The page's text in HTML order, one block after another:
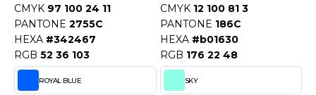
DUICK
CMYK 97 100 24 11
PANTONE 2755C
HEXA #342467
RGB 52 36 103
CMYK 12 100 81 3
PANTONE 186C
HEXA #b01630
RGB 176 22 48
ROYAL BLUE SKY